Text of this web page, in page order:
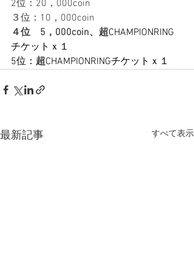
2位：20，000coin
３位：10，000coin
４位　5，000coin、超CHAMPIONRING
チケットｘ１
5位： 超CHAMPIONRINGチケットｘ１
最新記事 すべて表示